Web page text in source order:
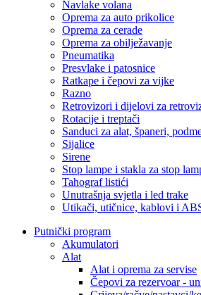
Navlake volana
Oprema za auto prikolice
Oprema za cerade
Oprema za obilježavanje
Pneumatika
Presvlake i patosnice
Ratkape i čepovi za vijke
Razno
Retrovizori i dijelovi za
Rotacije i treptači
Sanduci za alat, španeri,
Sijalice
Sirene
Stop lampe i stakla za stop
Tahograf listići
Unutrašnja svjetla i led trake
Utikači, utičnice, kablovi i
Putnički program
Akumulatori
Alat
Alat i oprema za servise
Čepovi za rezervoar -